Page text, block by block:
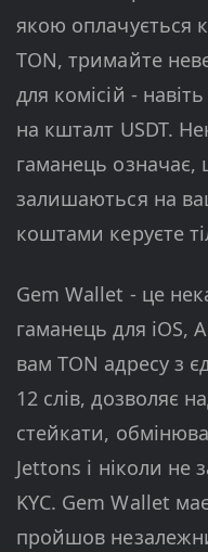
якою оплачується
TON, тримайте
для комісій -
на кшталт USDT.
гаманець означає,
залишаються на
коштами керуєте
Gem Wallet - це
гаманець для iOS,
вам TON адресу з
12 слів, дозволяє
стейкати,
Jettons і ніколи не
KYC. Gem Wallet
пройшов